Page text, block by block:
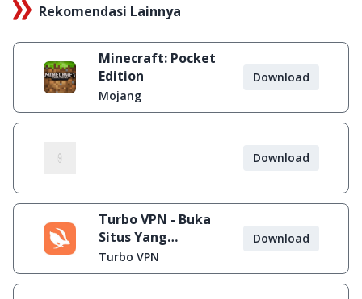
Rekomendasi Lainnya
Minecraft: Pocket
Edition
Mojang
Download
Download
Turbo VPN - Buka
Situs Yang
Diblokir
Turbo VPN
Download